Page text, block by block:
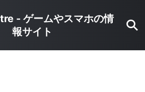
- ゲームやスマホの情
報サイト